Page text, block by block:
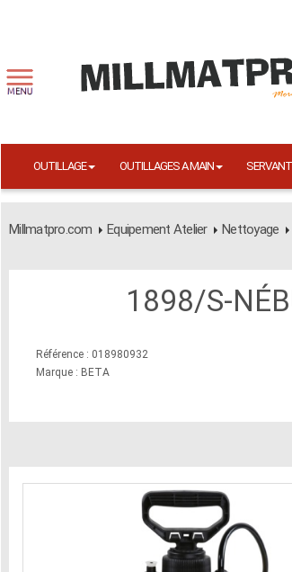
OUTILLAGE OUTILLAGES A MAIN
Millmatpro.com Equipement Atelier Nettoyage
1898/S-
Référence : 018980932
Marque : BETA